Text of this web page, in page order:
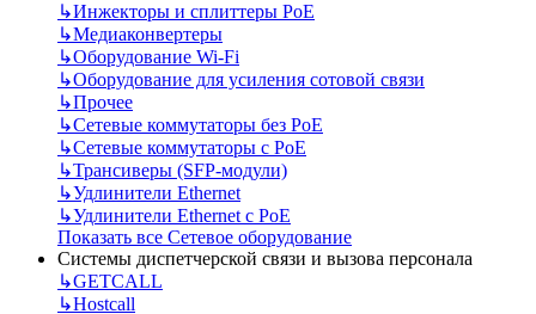
↳Инжекторы и сплиттеры РоЕ
↳Медиаконвертеры
↳Оборудование Wi-Fi
↳Оборудование для усиления сотовой связи
↳Прочее
↳Сетевые коммутаторы без РоЕ
↳Сетевые коммутаторы с РоЕ
↳Трансиверы (SFP-модули)
↳Удлинители Ethernet
↳Удлинители Ethernet с PoE
Показать все Сетевое оборудование
Системы диспетчерской связи и вызова персонала
↳GETCALL
↳Hostcall